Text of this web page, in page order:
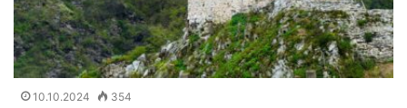
10.10.2024 354